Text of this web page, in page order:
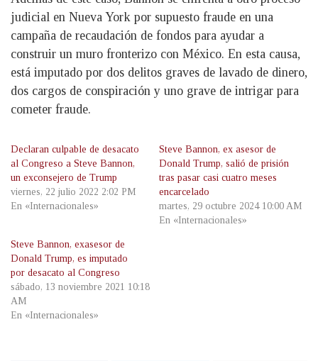
judicial en Nueva York por supuesto fraude en una
campaña de recaudación de fondos para ayudar a
construir un muro fronterizo con México. En esta causa,
está imputado por dos delitos graves de lavado de dinero,
dos cargos de conspiración y uno grave de intrigar para
cometer fraude.
Declaran culpable de desacato
al Congreso a Steve Bannon,
un exconsejero de Trump
viernes, 22 julio 2022 2:02 PM
En «Internacionales»
Steve Bannon, ex asesor de
Donald Trump, salió de prisión
tras pasar casi cuatro meses
encarcelado
martes, 29 octubre 2024 10:00 AM
En «Internacionales»
Steve Bannon, exasesor de
Donald Trump, es imputado
por desacato al Congreso
sábado, 13 noviembre 2021 10:18
AM
En «Internacionales»